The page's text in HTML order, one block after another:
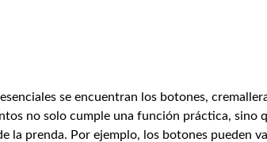
se encuentran los botones,
no solo cumple una función práctica, sino
la prenda. Por ejemplo, los botones pueden